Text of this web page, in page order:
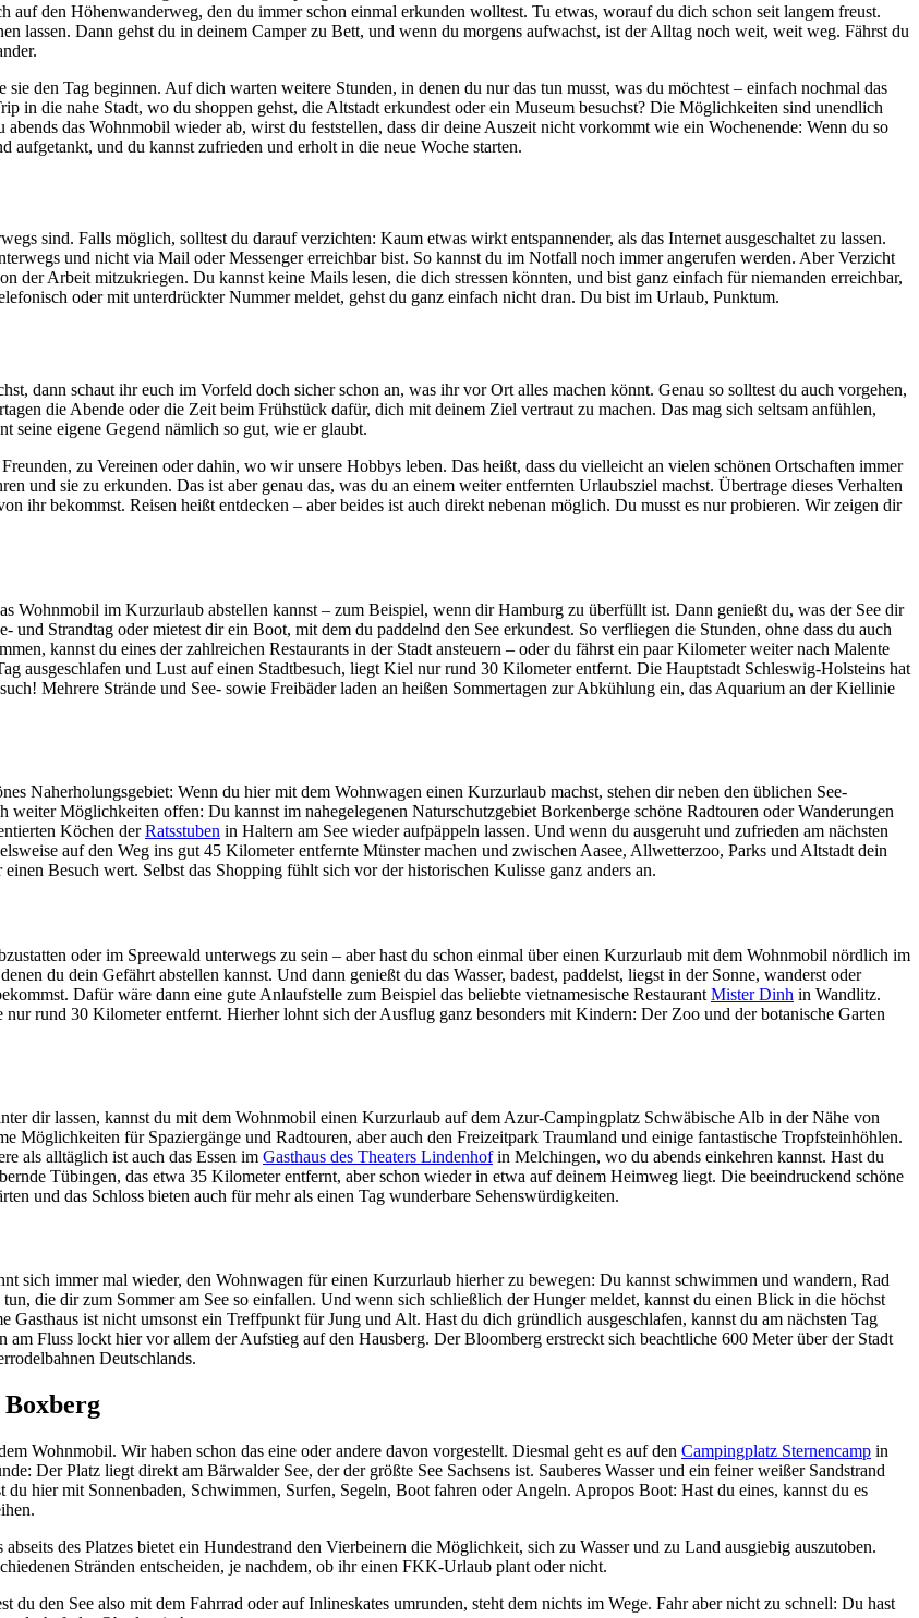
auf den Höhenwanderweg, den du immer schon einmal erkunden wolltest. Tu etwas, worauf du dich schon seit langem freust.
lassen. Dann gehst du in deinem Camper zu Bett, und wenn du morgens aufwachst, ist der Alltag noch weit, weit weg. Fährst du
den Tag beginnen. Auf dich warten weitere Stunden, in denen du nur das tun musst, was du möchtest – einfach nochmal das
in die nahe Stadt, wo du shoppen gehst, die Altstadt erkundest oder ein Museum besuchst? Die Möglichkeiten sind unendlich
das Wohnmobil wieder ab, wirst du feststellen, dass dir deine Auszeit nicht vorkommt wie ein Wochenende: Wenn du so
und du kannst zufrieden und erholt in die neue Woche starten.
sind. Falls möglich, solltest du darauf verzichten: Kaum etwas wirkt entspannender, als das Internet ausgeschaltet zu lassen.
und nicht via Mail oder Messenger erreichbar bist. So kannst du im Notfall noch immer angerufen werden. Aber Verzicht
der Arbeit mitzukriegen. Du kannst keine Mails lesen, die dich stressen könnten, und bist ganz einfach für niemanden erreichbar,
oder mit unterdrückter Nummer meldet, gehst du ganz einfach nicht dran. Du bist im Urlaub, Punktum.
dann schaut ihr euch im Vorfeld doch sicher schon an, was ihr vor Ort alles machen könnt. Genau so solltest du auch vorgehen,
die Abende oder die Zeit beim Frühstück dafür, dich mit deinem Ziel vertraut zu machen. Das mag sich seltsam anfühlen,
seine eigene Gegend nämlich so gut, wie er glaubt.
zu Vereinen oder dahin, wo wir unsere Hobbys leben. Das heißt, dass du vielleicht an vielen schönen Ortschaften immer
und sie zu erkunden. Das ist aber genau das, was du an einem weiter entfernten Urlaubsziel machst. Übertrage dieses Verhalten
ihr bekommst. Reisen heißt entdecken – aber beides ist auch direkt nebenan möglich. Du musst es nur probieren. Wir zeigen dir
Wohnmobil im Kurzurlaub abstellen kannst – zum Beispiel, wenn dir Hamburg zu überfüllt ist. Dann genießt du, was der See dir
und Strandtag oder mietest dir ein Boot, mit dem du paddelnd den See erkundest. So verfliegen die Stunden, ohne dass du auch
kannst du eines der zahlreichen Restaurants in der Stadt ansteuern – oder du fährst ein paar Kilometer weiter nach Malente
ausgeschlafen und Lust auf einen Stadtbesuch, liegt Kiel nur rund 30 Kilometer entfernt. Die Hauptstadt Schleswig-Holsteins hat
Mehrere Strände und See- sowie Freibäder laden an heißen Sommertagen zur Abkühlung ein, das Aquarium an der Kiellinie
Naherholungsgebiet: Wenn du hier mit dem Wohnwagen einen Kurzurlaub machst, stehen dir neben den üblichen See-
Möglichkeiten offen: Du kannst im nahegelegenen Naturschutzgebiet Borkenberge schöne Radtouren oder Wanderungen
Köchen derRatsstuben in Haltern am See wieder aufpäppeln lassen. Und wenn du ausgeruht und zufrieden am nächsten
auf den Weg ins gut 45 Kilometer entfernte Münster machen und zwischen Aasee, Allwetterzoo, Parks und Altstadt dein
Besuch wert. Selbst das Shopping fühlt sich vor der historischen Kulisse ganz anders an.
oder im Spreewald unterwegs zu sein – aber hast du schon einmal über einen Kurzurlaub mit dem Wohnmobil nördlich im
du dein Gefährt abstellen kannst. Und dann genießt du das Wasser, badest, paddelst, liegst in der Sonne, wanderst oder
Dafür wäre dann eine gute Anlaufstelle zum Beispiel das beliebte vietnamesische Restaurant Mister Dinh in Wandlitz.
rund 30 Kilometer entfernt. Hierher lohnt sich der Ausflug ganz besonders mit Kindern: Der Zoo und der botanische Garten
dir lassen, kannst du mit dem Wohnmobil einen Kurzurlaub auf dem Azur-Campingplatz Schwäbische Alb in der Nähe von
Möglichkeiten für Spaziergänge und Radtouren, aber auch den Freizeitpark Traumland und einige fantastische Tropfsteinhöhlen.
als alltäglich ist auch das Essen im Gasthaus des Theaters Lindenhofin Melchingen, wo du abends einkehren kannst. Hast du
Tübingen, das etwa 35 Kilometer entfernt, aber schon wieder in etwa auf deinem Heimweg liegt. Die beeindruckend schöne
und das Schloss bieten auch für mehr als einen Tag wunderbare Sehenswürdigkeiten.
sich immer mal wieder, den Wohnwagen für einen Kurzurlaub hierher zu bewegen: Du kannst schwimmen und wandern, Rad
die dir zum Sommer am See so einfallen. Und wenn sich schließlich der Hunger meldet, kannst du einen Blick in die höchst
Gasthaus ist nicht umsonst ein Treffpunkt für Jung und Alt. Hast du dich gründlich ausgeschlafen, kannst du am nächsten Tag
Fluss lockt hier vor allem der Aufstieg auf den Hausberg. Der Bloomberg erstreckt sich beachtliche 600 Meter über der Stadt
Deutschlands.
Boxberg
Wohnmobil. Wir haben schon das eine oder andere davon vorgestellt. Diesmal geht es auf den Campingplatz Sternencamp in
Der Platz liegt direkt am Bärwalder See, der der größte See Sachsens ist. Sauberes Wasser und ein feiner weißer Sandstrand
hier mit Sonnenbaden, Schwimmen, Surfen, Segeln, Boot fahren oder Angeln. Apropos Boot: Hast du eines, kannst du es
des Platzes bietet ein Hundestrand den Vierbeinern die Möglichkeit, sich zu Wasser und zu Land ausgiebig auszutoben.
Stränden entscheiden, je nachdem, ob ihr einen FKK-Urlaub plant oder nicht.
du den See also mit dem Fahrrad oder auf Inlineskates umrunden, steht dem nichts im Wege. Fahr aber nicht zu schnell: Du hast